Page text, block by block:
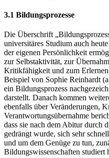
3.1 Bildungsprozesse
Die Überschrift
universitäres Studium auch
der eigenen Persönlichkeit
zur Selbstaktivität, zur
Kritikfähigkeit und zum
Beispiel von Sophie Reinhardt
ein Bildungsprozess
darstellt. Danach kommen
ebenfalls über Veränderungen,
Verantwortungsübernahme
dass sie nach dem Abitur durch
gedrängt wurde, sich sehr
und um dem Genüge zu tun,
Bildungswissenschaften studiert